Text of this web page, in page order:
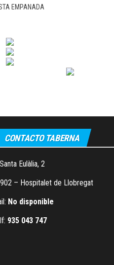
EMPANADA
CONTACTO TABERNA
Eulàlia, 2
– Hospitalet de Llobregat
No disponible
935 043 747